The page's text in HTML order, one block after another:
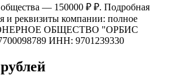
— 150000 ₽ ₽. Подробная
и реквизиты компании: полное
ОБЩЕСТВО "ОРБИС
ИНН: 9701239330